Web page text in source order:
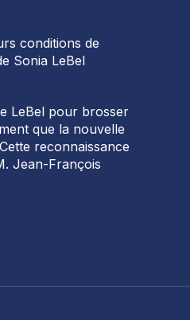
conditions de
Sonia LeBel
LeBel pour brosser
que la nouvelle
reconnaissance
Jean-François